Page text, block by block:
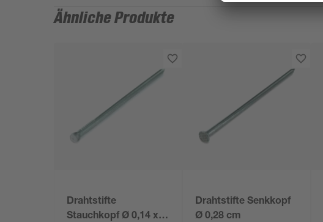
Ähnliche Produkte
Drahtstifte
Stauchkopf Ø 0,14 x
Drahtstifte Senkkopf
Ø 0,28 cm